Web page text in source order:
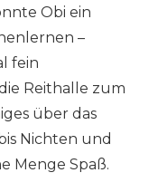
Obi ein
–
fein
Reithalle zum
über das
Nichten und
Menge Spaß.